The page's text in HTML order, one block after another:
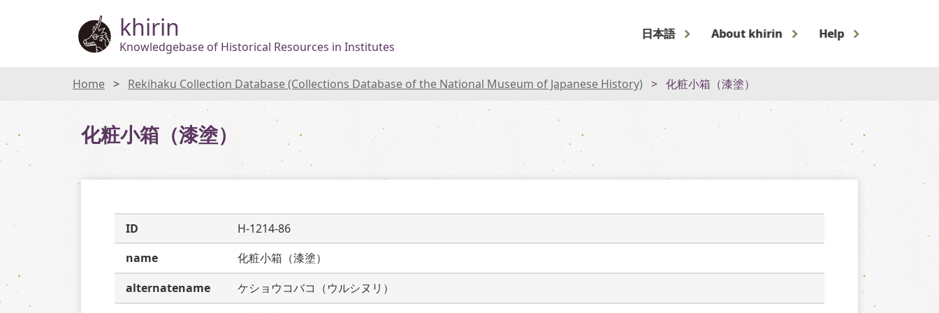
khirin
Knowledgebase of Historical Resources in Institutes
日本語 About khirin Help
Home Rekihaku Collection Database (Collections Database of the National Museum of Japanese History) 化粧小箱（漆塗）
化粧小箱（漆塗）
ID
H-1214-86
name
化粧小箱（漆塗）
alternatename
ケショウコバコ（ウルシヌリ）